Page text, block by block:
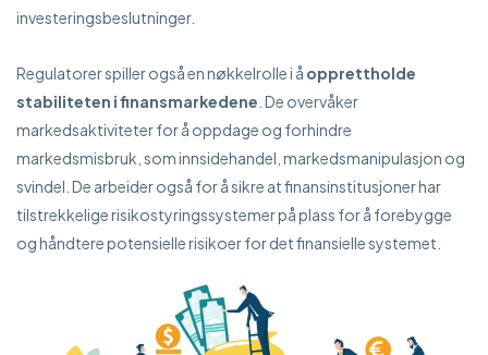
investeringsbeslutninger.
Regulatorer spiller også en nøkkelrolle i å opprettholde
stabiliteten i finansmarkedene . De overvåker
markedsaktiviteter for å oppdage og forhindre
markedsmisbruk, som innsidehandel, markedsmanipulasjon og
svindel. De arbeider også for å sikre at finansinstitusjoner har
tilstrekkelige risikostyringssystemer på plass for å forebygge
og håndtere potensielle risikoer for det finansielle systemet.